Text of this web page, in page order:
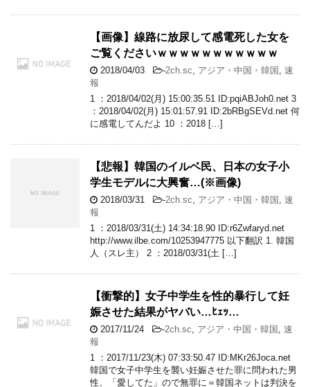
【画像】線路に放尿して感電死した女を
ご覧くださいｗｗｗｗｗｗｗｗｗｗｗ
2018/04/03 -2ch.sc アジア・中国・韓国 速
報
1 ：2018/04/02(月) 15:00:35.51 ID:pqiABJoh0.net 3
：2018/04/02(月) 15:01:57.91 ID:2bRBgSEVd.net 何
に感電してんだよ 10 ：2018 […]
【悲報】韓国のイルベ民、日本の女子小
学生モデルに大興奮…(※画像)
2018/03/31 -2ch.sc アジア・中国・韓国 速
報
1 ：2018/03/31(土) 14:34:18.90 ID:r6Zwfaryd.net
http://www.ilbe.com/10253947775 以下翻訳 1. 韓国
人（スレ主） 2 ：2018/03/31(土 […]
【衝撃的】女子中学生を性的暴行して妊
娠させた結果がヤバい…ﾋｪｯ…
2017/11/24 -2ch.sc アジア・中国・韓国 速
報
1 ：2017/11/23(木) 07:33:50.47 ID:MKr26Joca.net
韓国で女子中学生を襲い妊娠させた罪に問われた男
性、「愛してた」ので無罪に＝韓国ネットは判決を